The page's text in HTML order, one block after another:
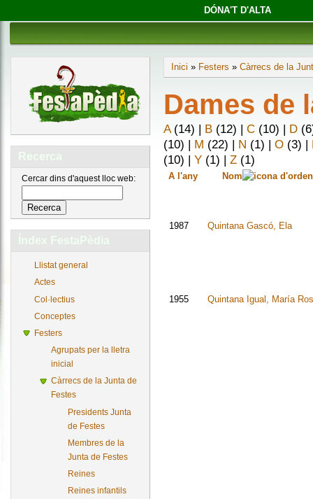
DÓNA'T D'ALTA
Recerca
Cercar dins d'aquest lloc web:
Índex FestaPèdia
Llistat general
Actes
Col·lectius
Conceptes
Festers
Agrupats per la lletra
inicial
Càrrecs de la Junta de
Festes
Presidents Junta
de Festes
Membres de la
Junta de Festes
Reines
Reines infantils
Inici » Festers » Càrrecs de la
Dames de
A(14) | B(12) | C(10) | D
(10) | M (22) | N (1) | O(3) |
(10) | Y(1) | Z(1)
A l'any Nom
1987 Quintana Gascó, Ela
1955 Quintana Igual, María